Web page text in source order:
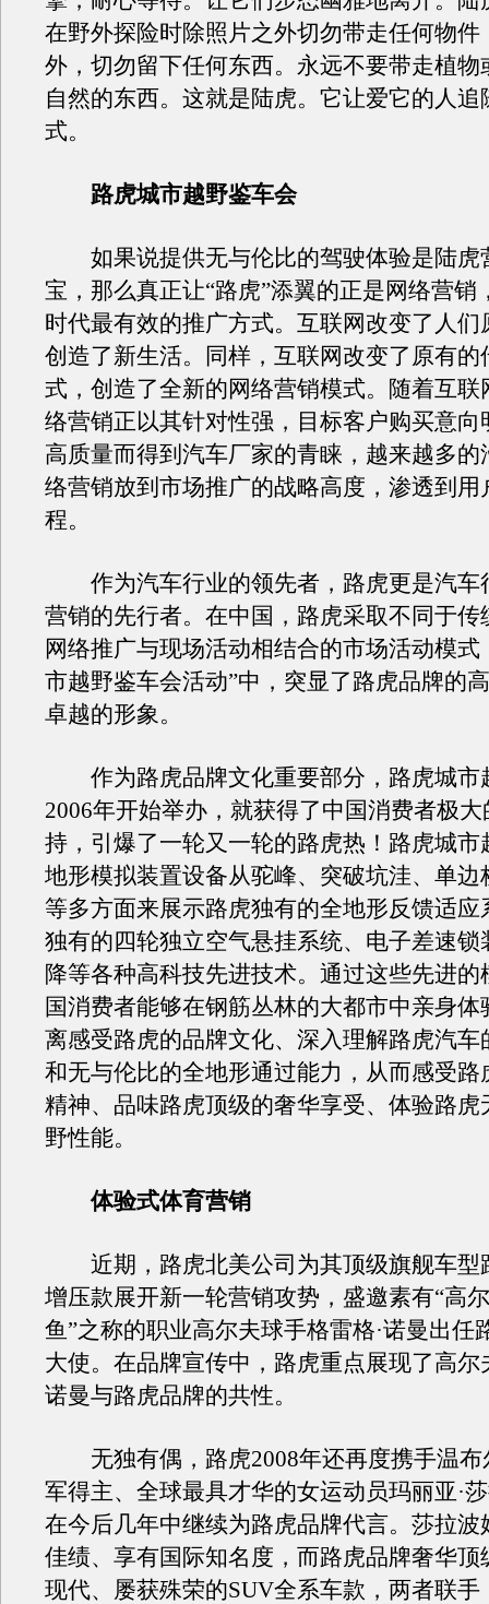
在野外探险时除照片之外切勿带走任何物件
外，切勿留下任何东西。永远不要带走植物
自然的东西。这就是陆虎。它让爱它的人追
式。
路虎城市越野鉴车会
如果说提供无与伦比的驾驶体验是陆虎
宝，那么真正让“路虎”添翼的正是网络营销
时代最有效的推广方式。互联网改变了人们
创造了新生活。同样，互联网改变了原有的
式，创造了全新的网络营销模式。随着互联
络营销正以其针对性强，目标客户购买意向
高质量而得到汽车厂家的青睐，越来越多的
络营销放到市场推广的战略高度，渗透到用
程。
作为汽车行业的领先者，路虎更是汽车
营销的先行者。在中国，路虎采取不同于传
网络推广与现场活动相结合的市场活动模式
市越野鉴车会活动”中，突显了路虎品牌的
卓越的形象。
作为路虎品牌文化重要部分，路虎城市
2006年开始举办，就获得了中国消费者极
持，引爆了一轮又一轮的路虎热！路虎城市
地形模拟装置设备从驼峰、突破坑洼、单边
等多方面来展示路虎独有的全地形反馈适应
独有的四轮独立空气悬挂系统、电子差速锁
降等各种高科技先进技术。通过这些先进的
国消费者能够在钢筋丛林的大都市中亲身体
离感受路虎的品牌文化、深入理解路虎汽车
和无与伦比的全地形通过能力，从而感受路
精神、品味路虎顶级的奢华享受、体验路虎
野性能。
体验式体育营销
近期，路虎北美公司为其顶级旗舰车型
增压款展开新一轮营销攻势，盛邀素有“高
鱼”之称的职业高尔夫球手格雷格·诺曼出任
大使。在品牌宣传中，路虎重点展现了高尔
诺曼与路虎品牌的共性。
无独有偶，路虎2008年还再度携手温布
军得主、全球最具才华的女运动员玛丽亚·
在今后几年中继续为路虎品牌代言。莎拉波
佳绩、享有国际知名度，而路虎品牌奢华顶
现代、屡获殊荣的SUV全系车款，两者联手